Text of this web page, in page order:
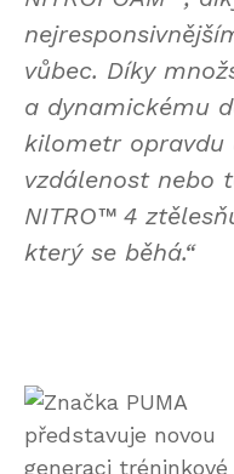
vůbec. Díky
a dynamickému
kilometr opravdu
vzdálenost nebo
NITRO™ 4
který se běhá.“